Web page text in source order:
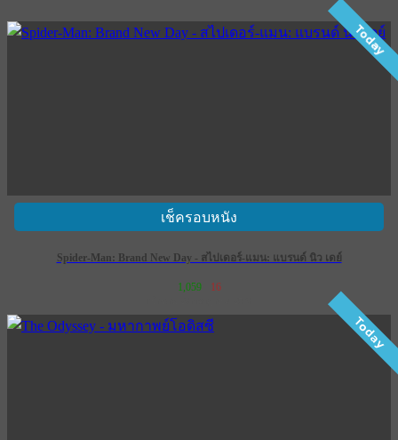
Today
เช็ครอบหนัง
Spider-Man: Brand New Day - สไปเดอร์-แมน: แบรนด์ นิว เดย์
1,059 16
Today